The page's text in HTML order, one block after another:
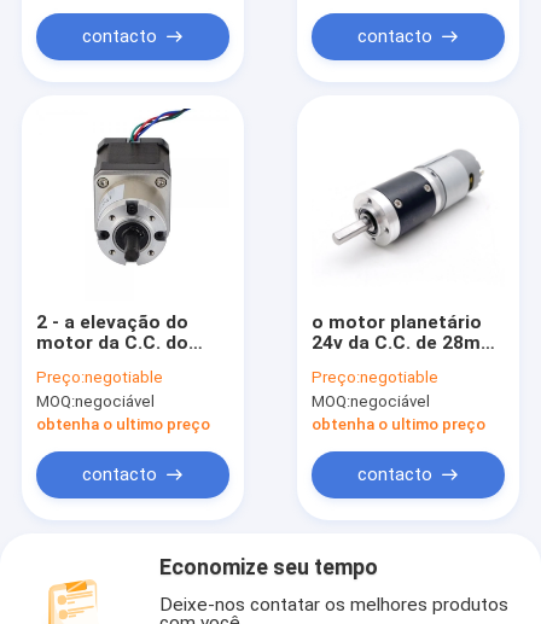
contacto contacto
2 - a elevação do
motor da C.C. do
da engrenagem
planetária da fase
torce 1000 RPM
Preço:negotiable
MOQ:negociável
obtenha o ultimo preço
contacto
o motor planetário
24v da C.C. de 28mm
escovou 12 volts
industrial
Preço:negotiable
MOQ:negociável
obtenha o ultimo preço
contacto
Economize seu tempo
Deixe-nos contatar os melhores produtos